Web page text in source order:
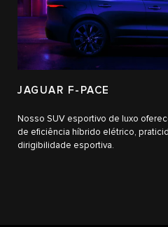
JAGUAR F-PACE
Nosso SUV esportivo de luxo
de eficiência híbrido elétrico,
dirigibilidade esportiva.